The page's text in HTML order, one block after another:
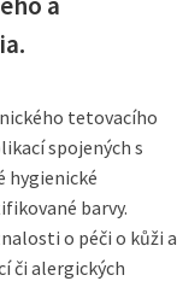
tetovacího
spojených s
hygienické
barvy.
o péči o kůži a
či alergických